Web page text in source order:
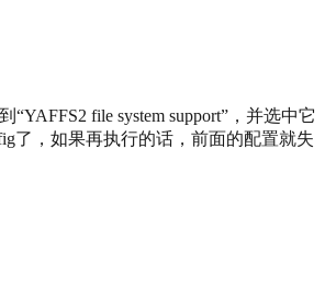
file system support”，并选中它
了，如果再执行的话，前面的配置就失